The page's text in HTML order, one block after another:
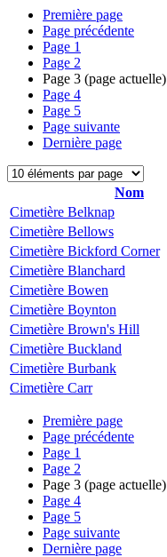
Première page
Page précédente
Page 1
Page 2
Page 3 (page actuelle)
Page 4
Page 5
Page suivante
Dernière page
Nom
Cimetière Belknap
Cimetière Bellows
Cimetière Bickford Corner
Cimetière Blanchard
Cimetière Bowen
Cimetière Boynton
Cimetière Brown's Hill
Cimetière Buckland
Cimetière Burbank
Cimetière Carr
Première page
Page précédente
Page 1
Page 2
Page 3 (page actuelle)
Page 4
Page 5
Page suivante
Dernière page